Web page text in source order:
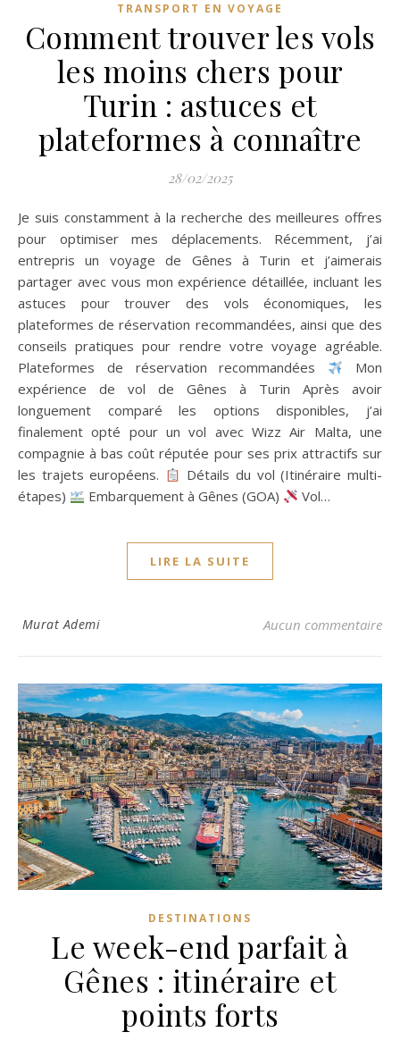
TRANSPORT EN VOYAGE
Comment trouver les vols
les moins chers pour
Turin : astuces et
plateformes à connaître
28/02/2025
Je suis constamment à la recherche des meilleures offres
pour optimiser mes déplacements. Récemment, j’ai
entrepris un voyage de Gênes à Turin et j’aimerais
partager avec vous mon expérience détaillée, incluant les
astuces pour trouver des vols économiques, les
plateformes de réservation recommandées, ainsi que des
conseils pratiques pour rendre votre voyage agréable.
Plateformes de réservation recommandées
Mon
expérience de vol de Gênes à Turin Après avoir
longuement comparé les options disponibles, j’ai
finalement opté pour un vol avec Wizz Air Malta, une
compagnie à bas coût réputée pour ses prix attractifs sur
les trajets européens.
Détails du vol (Itinéraire multi-
étapes)
Embarquement à Gênes (GOA) Vol…
LIRE LA SUITE
Murat Ademi Aucun commentaire
DESTINATIONS
Le week-end parfait à
Gênes : itinéraire et
points forts